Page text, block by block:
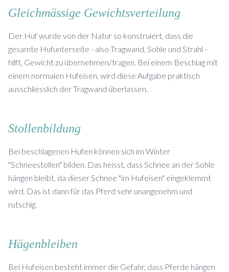
Gleichmässige Gewichtsverteilung
Der Huf wurde von der Natur so konstruiert, dass die
gesamte Hufunterseite - also Tragwand, Sohle und Strahl -
hilft, Gewicht zu übernehmen/tragen. Bei einem Beschlag mit
einem normalen Hufeisen, wird diese Aufgabe praktisch
ausschliesslich der Tragwand überlassen.
Stollenbildung
Bei beschlagenen Hufen können sich im Winter
"Schneestollen" bilden. Das heisst, dass Schnee an der Sohle
hängen bleibt, da dieser Schnee "im Hufeisen" eingeklemmt
wird. Das ist dann für das Pferd sehr unangenehm und
rutschig.
Hägenbleiben
Bei Hufeisen besteht immer die Gefahr, dass Pferde hängen